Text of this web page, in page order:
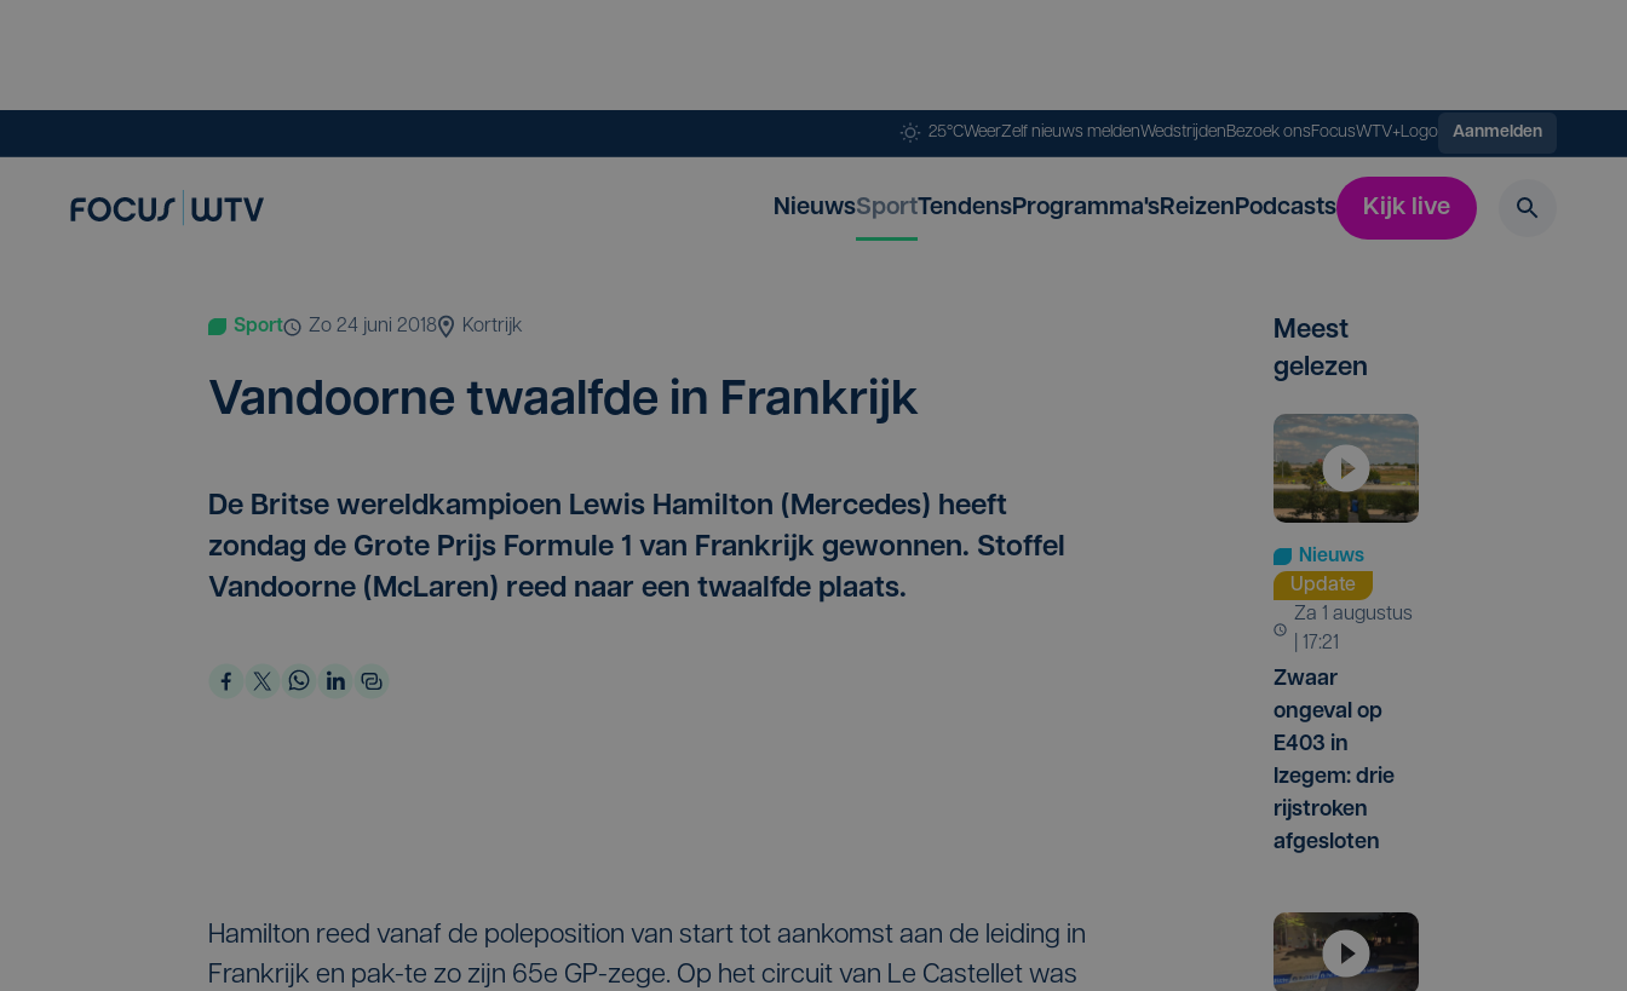
25°CWeerZelf nieuws meldenWedstrijdenBezoek onsFocusWTV+Logo Aanmelden
NieuwsSportTendensProgramma'sReizenPodcasts Kijk live
Sport zo 24 juni 2018 Kortrijk
Van­door­ne twaalf­de in Frankrijk
De Britse wereldkampioen Lewis Hamilton (Mercedes) heeft
zondag de Grote Prijs Formule 1 van Frankrijk gewonnen. Stoffel
Vandoorne (McLaren) reed naar een twaalfde plaats.
Hamilton reed vanaf de poleposition van start tot aankomst aan de leiding in
Frankrijk en pak-te zo zijn 65e GP-zege. Op het circuit van Le Castellet was
Meest
gelezen
Nieuws
Update
za 1 augustus
| 17:21
Zwaar
ongeval op
E403 in
Izegem: drie
rijstroken
afgesloten